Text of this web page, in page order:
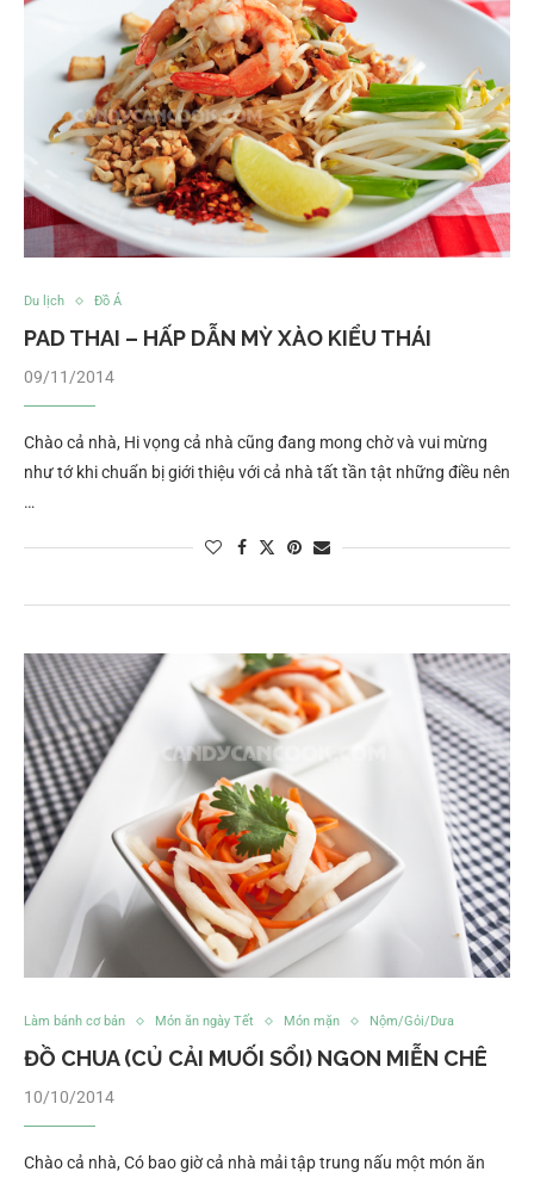
Du lịch Đồ Á
PAD THAI – HẤP DẪN MỲ XÀO KIỂU THÁI
09/11/2014
Chào cả nhà, Hi vọng cả nhà cũng đang mong chờ và vui mừng
như tớ khi chuẩn bị giới thiệu với cả nhà tất tần tật những điều nên
…
Làm bánh cơ bản Món ăn ngày Tết Món mặn Nộm/Gỏi/Dưa
ĐỒ CHUA (CỦ CẢI MUỐI SỔI) NGON MIỄN CHÊ
10/10/2014
Chào cả nhà, Có bao giờ cả nhà mải tập trung nấu một món ăn